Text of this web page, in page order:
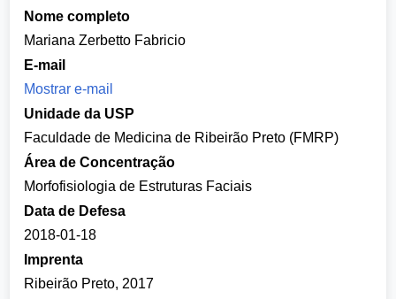
Nome completo
Mariana Zerbetto Fabricio
E-mail
Mostrar e-mail
Unidade da USP
Faculdade de Medicina de Ribeirão Preto (FMRP)
Área de Concentração
Morfofisiologia de Estruturas Faciais
Data de Defesa
2018-01-18
Imprenta
Ribeirão Preto, 2017